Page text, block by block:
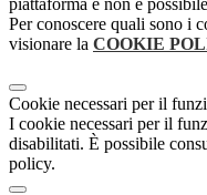
piattaforma e non è
Per conoscere quali sono i
visionare la COOKIE
Cookie necessari per il
I cookie necessari per il
disabilitati. È possibile
policy.